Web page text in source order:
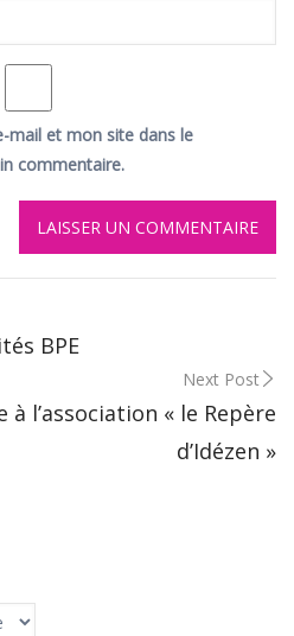
mail et mon site dans le
commentaire.
BPE
Next Post
à l’association « le Repère
d’Idézen »